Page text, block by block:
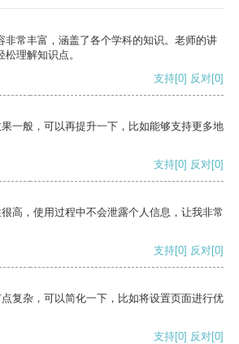
非常丰富，涵盖了各个学科的知识。老师的讲
理解知识点。
支持[0] 反对[0]
一般，可以再提升一下，比如能够支持更多地
支持[0] 反对[0]
高，使用过程中不会泄露个人信息，让我非常
支持[0] 反对[0]
复杂，可以简化一下，比如将设置页面进行优
支持[0] 反对[0]